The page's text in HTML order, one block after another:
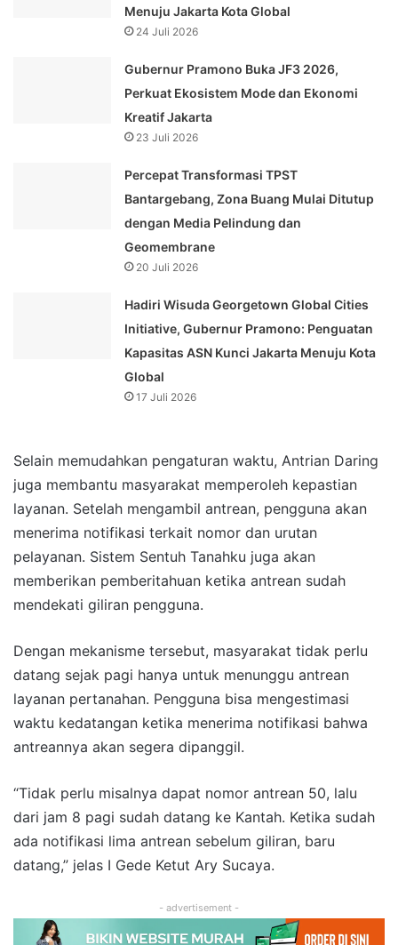
Menuju Jakarta Kota Global
24 Juli 2026
Gubernur Pramono Buka JF3 2026,
Perkuat Ekosistem Mode dan Ekonomi
Kreatif Jakarta
23 Juli 2026
Percepat Transformasi TPST
Bantargebang, Zona Buang Mulai Ditutup
dengan Media Pelindung dan
Geomembrane
20 Juli 2026
Hadiri Wisuda Georgetown Global Cities
Initiative, Gubernur Pramono: Penguatan
Kapasitas ASN Kunci Jakarta Menuju Kota
Global
17 Juli 2026
Selain memudahkan pengaturan waktu, Antrian Daring
juga membantu masyarakat memperoleh kepastian
layanan. Setelah mengambil antrean, pengguna akan
menerima notifikasi terkait nomor dan urutan
pelayanan. Sistem Sentuh Tanahku juga akan
memberikan pemberitahuan ketika antrean sudah
mendekati giliran pengguna.
Dengan mekanisme tersebut, masyarakat tidak perlu
datang sejak pagi hanya untuk menunggu antrean
layanan pertanahan. Pengguna bisa mengestimasi
waktu kedatangan ketika menerima notifikasi bahwa
antreannya akan segera dipanggil.
“Tidak perlu misalnya dapat nomor antrean 50, lalu
dari jam 8 pagi sudah datang ke Kantah. Ketika sudah
ada notifikasi lima antrean sebelum giliran, baru
datang,” jelas I Gede Ketut Ary Sucaya.
- advertisement -